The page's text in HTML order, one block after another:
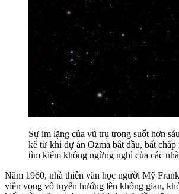
Sự im lặng của vũ trụ trong suốt hơn
kể từ khi dự án Ozma bắt đầu, bất
tìm kiếm không ngừng nghỉ của các
Năm 1960, nhà thiên văn học người Mỹ
viễn vọng vô tuyến hướng lên không gian,